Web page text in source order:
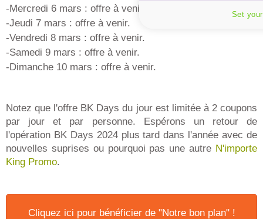
-Mercredi 6 mars : offre à venir.
-Jeudi 7 mars : offre à venir.
-Vendredi 8 mars : offre à venir.
-Samedi 9 mars : offre à venir.
-Dimanche 10 mars : offre à venir.
Notez que l'offre BK Days du jour est limitée à 2 coupons
par jour et par personne. Espérons un retour de
l'opération BK Days 2024 plus tard dans l'année avec de
nouvelles suprises ou pourquoi pas une autre N'importe
King Promo.
Cliquez ici pour bénéficier de "Notre bon plan" !
Set